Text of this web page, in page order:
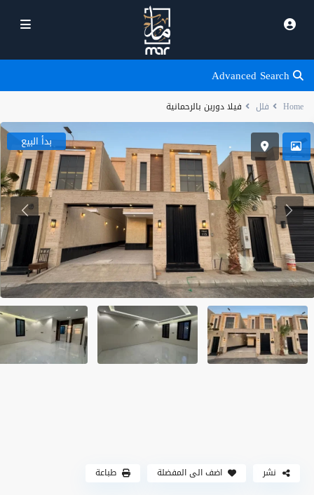
Advanced Search
Home فلل فيلا دورين بالرحمانية
بدأ البيع
نشر اضف الى المفضلة طباعة